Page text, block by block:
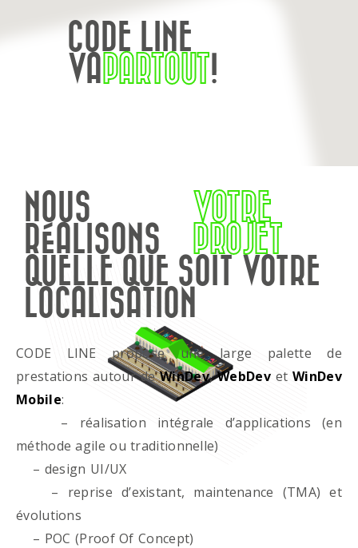
CODE LINE
VAPARTOUT!
NOUS
RÉALISONS
VOTRE
PROJET
QUELLE QUE SOIT VOTRE
LOCALISATION
CODE LINE propose une large palette de
prestations autour deWinDev,WebDevet WinDev
Mobile:
– réalisation intégrale d’applications (en
méthode agile ou traditionnelle)
– design UI/UX
– reprise d’existant, maintenance (TMA) et
évolutions
– POC (Proof Of Concept)